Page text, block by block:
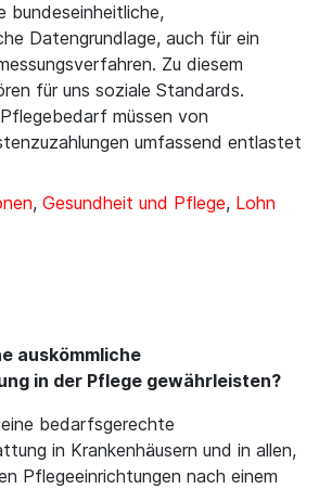
bundeseinheitliche,
Datengrundlage, auch für ein
Zu diesem
für uns soziale Standards.
müssen von
umfassend entlastet
, Gesundheit und Pflege, Lohn
auskömmliche
in der Pflege gewährleisten?
bedarfsgerechte
in Krankenhäusern und in allen,
Pflegeeinrichtungen nach einem